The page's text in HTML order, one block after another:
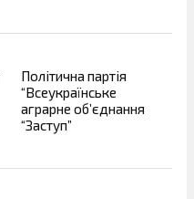
Політична партія
“Всеукраїнське
аграрне об’єднання
“Заступ”